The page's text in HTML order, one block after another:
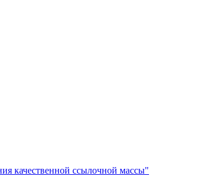
качественной ссылочной массы"